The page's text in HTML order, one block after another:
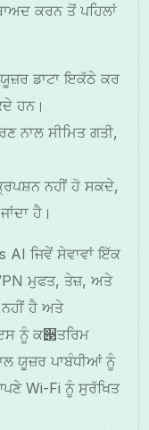
ਕਰਨ ਤੋਂ ਪਹਿਲਾਂ
ਡਾਟਾ ਇਕੱਠੇ ਕਰ
ਹਨ।
ਨਾਲ ਸੀਮਿਤ ਗਤੀ,
ਨਹੀਂ ਹੋ ਸਕਦੇ,
ਹੈ।
AI ਜਿਵੇਂ ਸੇਵਾਵਾਂ ਇੱਕ
ਮੁਫਤ, ਤੇਜ਼, ਅਤੇ
ਨਹੀਂ ਹੈ ਅਤੇ
ਨੂੰ ਕ੃ਤਰਿਮ
ਯੂਜ਼ਰ ਪਾਬੰਧੀਆਂ ਨੂੰ
Wi-Fi ਨੂੰ ਸੁਰੱਖਿਤ